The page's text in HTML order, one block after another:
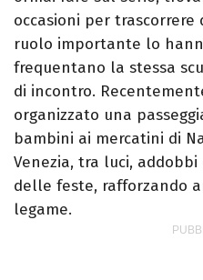
occasioni per trascorrere
ruolo importante lo
frequentano la stessa
di incontro.
organizzato una
bambini ai mercatini di
Venezia, tra luci, addobbi
delle feste, rafforzando
legame.